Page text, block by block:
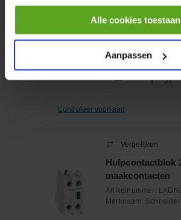
Alle cookies toestaan
Aanpassen
Merknaam:Festo
− Aantal
ST
Controleer voorraad
Vergelijken
Hulpcontactblok
maakcontacten
Artikelnummer:
Merknaam: